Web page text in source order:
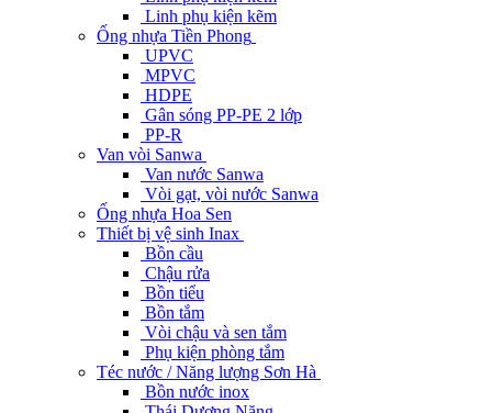
Linh phụ kiện kẽm
Ống nhựa Tiền Phong
UPVC
MPVC
HDPE
Gân sóng PP-PE 2 lớp
PP-R
Van vòi Sanwa
Van nước Sanwa
Vòi gạt, vòi nước Sanwa
Ống nhựa Hoa Sen
Thiết bị vệ sinh Inax
Bồn cầu
Chậu rửa
Bồn tiểu
Bồn tắm
Vòi chậu và sen tắm
Phụ kiện phòng tắm
Téc nước / Năng lượng Sơn Hà
Bồn nước inox